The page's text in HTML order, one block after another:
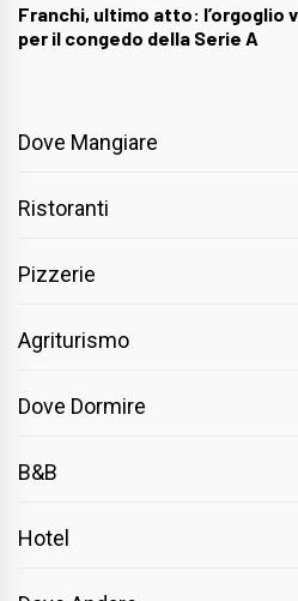
Franchi, ultimo atto: l’orgoglio
per il congedo della Serie A
Dove Mangiare
Ristoranti
Pizzerie
Agriturismo
Dove Dormire
B&B
Hotel